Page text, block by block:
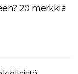
20 merkkiä